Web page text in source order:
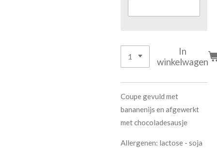
In
winkelwagen
Coupe gevuld met
bananenijs en afgewerkt
met chocoladesausje
Allergenen: lactose - soja